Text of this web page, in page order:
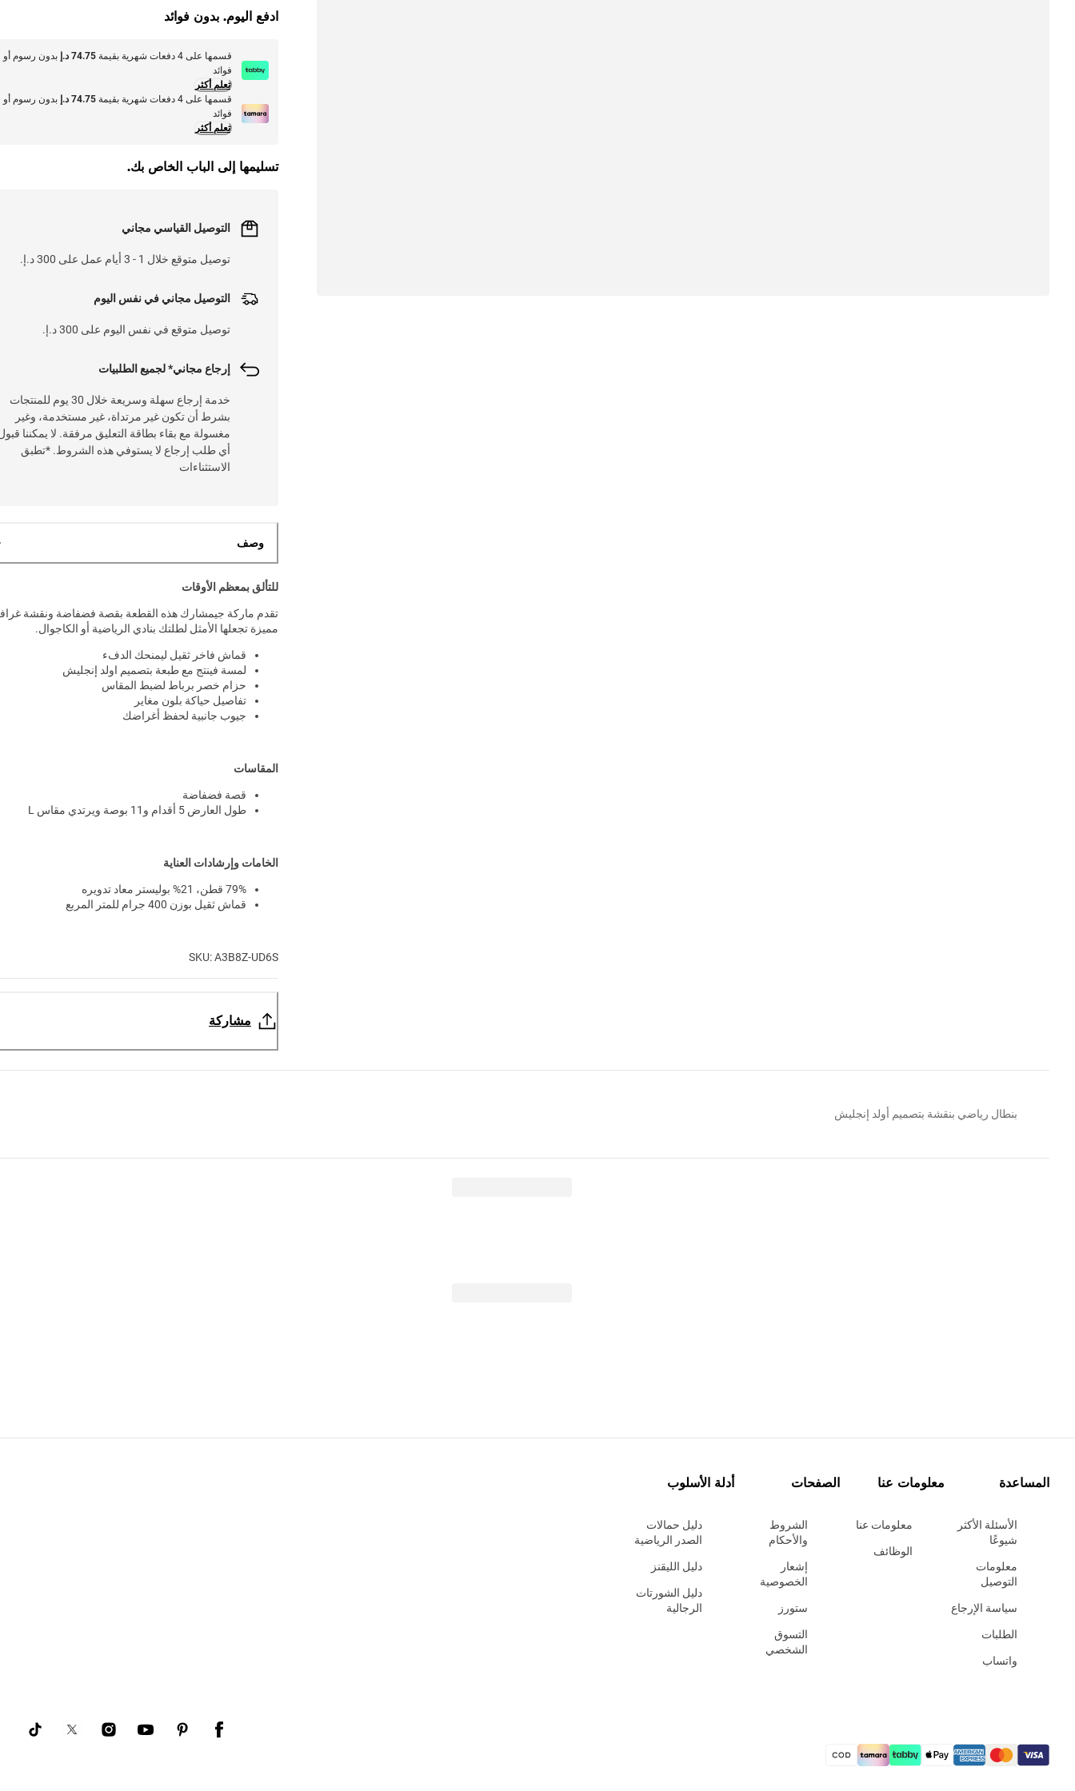
ادفع اليوم. بدون فوائد
قسمها على 4 دفعات شهرية بقيمة 74.75 د.إ
بدون رسوم أو
فوائد
تعلم أكثر
قسمها على 4 دفعات شهرية بقيمة
74.75 د.إ
بدون رسوم أو
فوائد
تعلم أكثر
تسليمها إلى الباب الخاص بك.
التوصيل القياسي مجاني
توصيل متوقع خلال 1 - 3 أيام عمل على 300 د.إ.
التوصيل مجاني في نفس اليوم
توصيل متوقع في نفس اليوم على 300 د.إ.
إرجاع مجاني* لجميع الطلبيات
خدمة إرجاع سهلة وسريعة خلال 30 يوم للمنتجات
بشرط أن تكون غير مرتداة، غير مستخدمة، وغير
مغسولة مع بقاء بطاقة التعليق مرفقة. لا يمكننا
أي طلب إرجاع لا يستوفي هذه الشروط. *تطبق
الاستثناءات
وصف
للتألق بمعظم الأوقات
تقدم ماركة جيمشارك هذه القطعة بقصة فضفاضة ونقشة
مميزة تجعلها الأمثل لطلتك بنادي الرياضية أو الكاجوال.
قماش فاخر ثقيل ليمنحك الدفء
لمسة فينتج مع طبعة بتصميم اولد إنجليش
حزام خصر برباط لضبط المقاس
تفاصيل حياكة بلون مغاير
جيوب جانبية لحفظ أغراضك
المقاسات
قصة فضفاضة
طول العارض 5 أقدام و11 بوصة ويرتدي مقاس L
الخامات وإرشادات العناية
79% قطن، 21% بوليستر معاد تدويره
قماش ثقيل بوزن 400 جرام للمتر المربع
SKU: A3B8Z-UD6S
مشاركة
بنطال رياضي بنقشة بتصميم أولد إنجليش
المساعدة
الأسئلة الأكثر
شيوعًا
معلومات
التوصيل
سياسة الإرجاع
الطلبات
واتساب
معلومات عنا
معلومات عنا
الوظائف
الصفحات
الشروط
والأحكام
إشعار
الخصوصية
ستورز
التسوق
الشخصي
أدلة الأسلوب
دليل حمالات
الصدر الرياضية
دليل الليقنز
دليل الشورتات
الرجالية